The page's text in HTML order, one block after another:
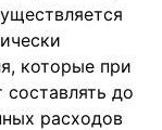
которые при
до
расходов